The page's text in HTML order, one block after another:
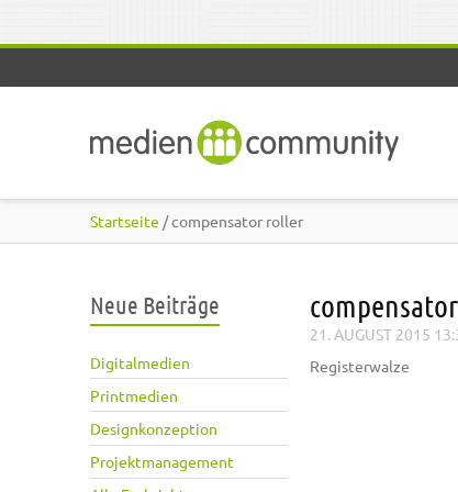
Startseite / compensator roller
Neue Beiträge
Digitalmedien
Printmedien
Designkonzeption
Projektmanagement
21. AUGUST 2015
Registerwalze